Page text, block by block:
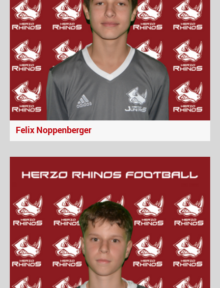
Felix Noppenberger